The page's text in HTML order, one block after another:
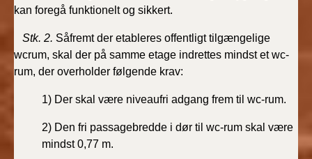
BR18 (1/1-29/6
BR18 (1/7-31/12
2020)
BR18 (10/3-30/6
kan foregå funktionelt og sikkert.
Stk. 2. Såfremt der etableres offentligt tilgængelige
wcrum, skal der på samme etage indrettes mindst et wc-
rum, der overholder følgende krav:
1) Der skal være niveaufri adgang frem til wc-rum.
2) Den fri passagebredde i dør til wc-rum skal være
mindst 0,77 m.